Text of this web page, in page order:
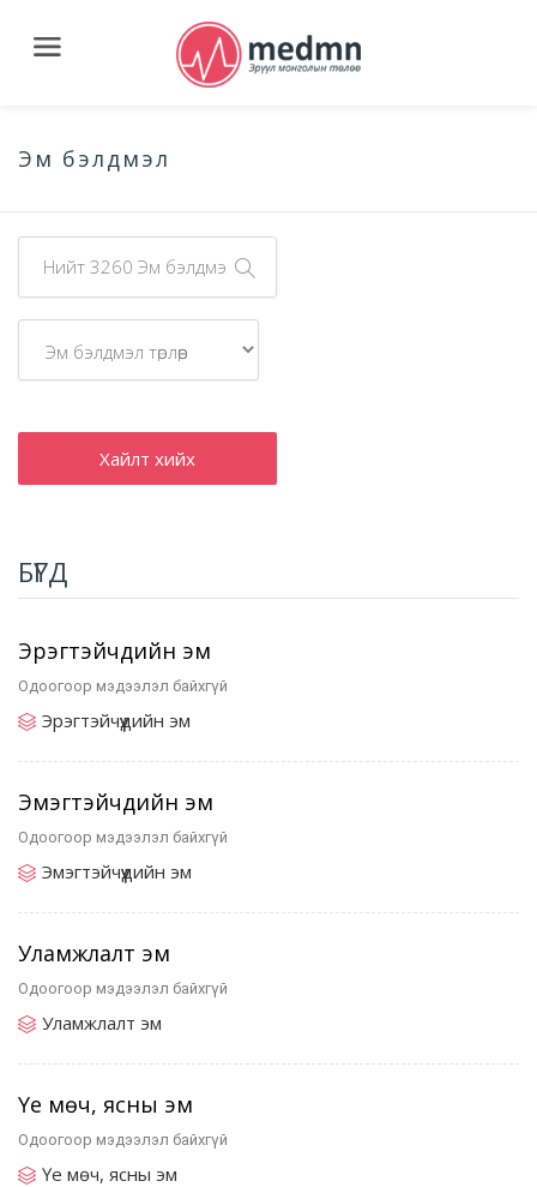
Эм бэлдмэл
Хайлт хийх
БҮГД
Эрэгтэйчүүдийн эм
Одоогоор мэдээлэл байхгүй
Эрэгтэйчүүдийн эм
Эмэгтэйчүүдийн эм
Одоогоор мэдээлэл байхгүй
Эмэгтэйчүүдийн эм
Уламжлалт эм
Одоогоор мэдээлэл байхгүй
Уламжлалт эм
Үе мөч, ясны эм
Одоогоор мэдээлэл байхгүй
Үе мөч, ясны эм